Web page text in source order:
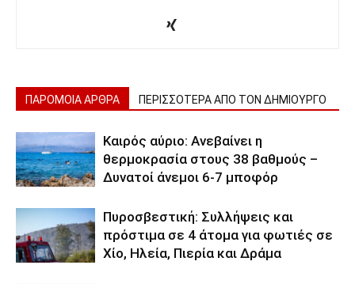
ΠΑΡΟΜΟΙΑ ΑΡΘΡΑ ΠΕΡΙΣΣΟΤΕΡΑ ΑΠΟ ΤΟΝ ΔΗΜΙΟΥΡΓΟ
Καιρός αύριο: Ανεβαίνει η
θερμοκρασία στους 38 βαθμούς –
Δυνατοί άνεμοι 6-7 μποφόρ
Πυροσβεστική: Συλλήψεις και
πρόστιμα σε 4 άτομα για φωτιές σε
Χίο, Ηλεία, Πιερία και Δράμα